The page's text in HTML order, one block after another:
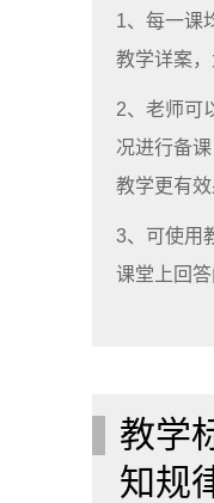
1、每一课
教学详案，
2、老师可
况进行备
教学更有效
3、可使用
课堂上回
教学
知规